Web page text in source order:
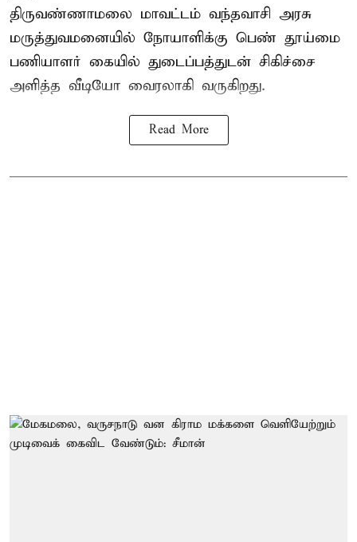
திருவண்ணாமலை மாவட்டம் வந்தவாசி அரசு
மருத்துவமனையில் நோயாளிக்கு பெண் தூய்மை
பணியாளர் கையில் துடைப்பத்துடன் சிகிச்சை
அளித்த வீடியோ வைரலாகி வருகிறது.
Read More